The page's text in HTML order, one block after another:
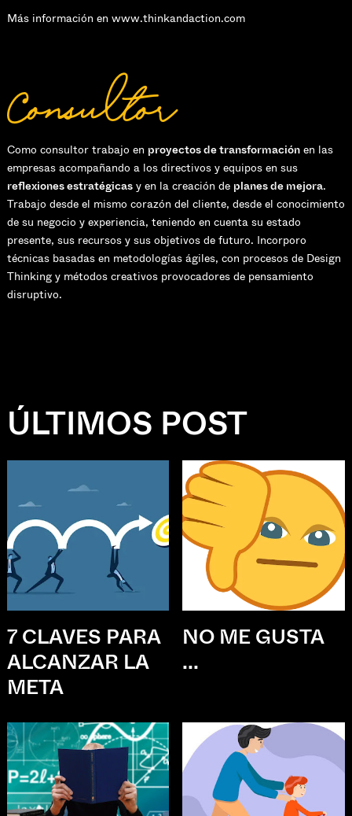
Más información en www.thinkandaction.com
Consultor
Como consultor trabajo en proyectos de transformaciónen las
empresas acompañando a los directivos y equipos en sus
reflexiones estratégicasy en la creación de planes de mejora.
Trabajo desde el mismo corazón del cliente, desde el conocimiento
de su negocio y experiencia, teniendo en cuenta su estado
presente, sus recursos y sus objetivos de futuro. Incorporo
técnicas basadas en metodologías ágiles, con procesos de Design
Thinking y métodos creativos provocadores de pensamiento
disruptivo.
ÚLTIMOS POST
7 CLAVES PARA
ALCANZAR LA
META
NO ME GUSTA
...